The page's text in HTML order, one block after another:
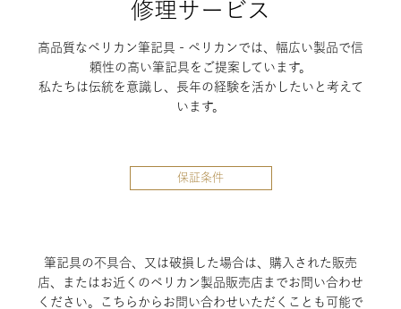
修理サービス
高品質なペリカン筆記具 - ペリカンでは、幅広い製品で信
頼性の高い筆記具をご提案しています。
私たちは伝統を意識し、長年の経験を活かしたいと考えて
います。
保証条件
筆記具の不具合、又は破損した場合は、購入された販売
店、またはお近くのペリカン製品販売店までお問い合わせ
ください。こちらからお問い合わせいただくことも可能で